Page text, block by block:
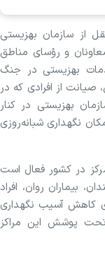
از سازمان بهزیستی
و رؤسای مناطق
بهزیستی در جنگ
از افرادی که در
بهزیستی در کنار
نگهداری شبانه‌روزی
داشت: اکنون حدود پنج هزار و ۲۰۰ مرکز در کشور فعال است
بیماران روان، افراد
کاهش آسیب نگهداری
بیش از ۲۰۰ هزار نفر تحت پوشش این مراکز